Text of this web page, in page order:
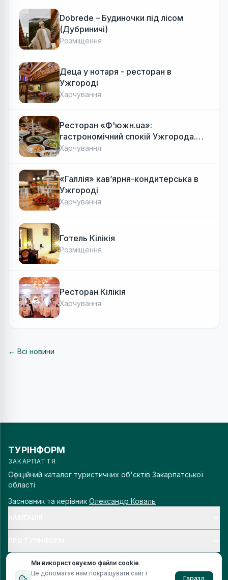
Dobrede – Будиночки під лісом
(Дубриничі)
Розміщення
Деца у нотаря - ресторан в
Ужгороді
Харчування
Ресторан «Ф'южн.ua»:
гастрономічний спокій Ужгорода.
Авторська локальна кухня, затишок
Харчування
«Галлія» кав’ярня-кондитерська в
Ужгороді
Харчування
Готель Кілікія
Розміщення
Ресторан Кілікія
Харчування
← Всі новини
ТУРІНФОРМ
ЗАКАРПАТТЯ
Офіційний каталог туристичних об'єктів Закарпатської
області
Засновник та керівник Олександр Коваль
Ми використовуємо файли cookie
Це допомагає нам покращувати сайт і
Гаразд